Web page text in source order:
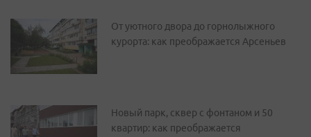
От уютного двора до горнолыжного
курорта: как преображается Арсеньев
Новый парк, сквер с фонтаном и 50
квартир: как преображается